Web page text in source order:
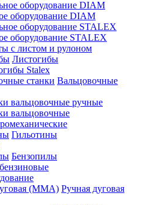
оборудование DIAM
оборудование STALEX
с листом и рулоном
Листогибы
Stalex
Вальцовочные
вальцовочные ручные
вальцовочные
Гильотины
Бензопилы
Ручная дуговая